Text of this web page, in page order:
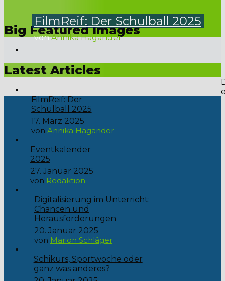
Big Featured Images
FilmReif: Der Schulball 2025
vonAnnika Hagander
des Jahres: unser Schulball unter dem schillernden Motto...
Latest Articles
FilmReif: Der
Schulball 2025
17. März 2025
von Annika Hagander
Eventkalender
2025
27. Januar 2025
von Redaktion
Digitalisierung im Unterricht:
Chancen und
Herausforderungen
20. Januar 2025
von Marion Schläger
Schikurs, Sportwoche oder
ganz was anderes?